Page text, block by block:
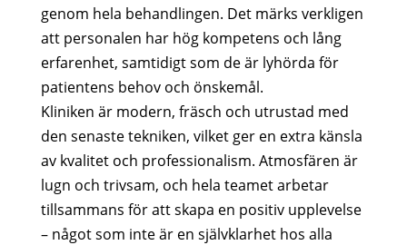
genom hela behandlingen. Det märks verkligen
att personalen har hög kompetens och lång
erfarenhet, samtidigt som de är lyhörda för
patientens behov och önskemål.
Kliniken är modern, fräsch och utrustad med
den senaste tekniken, vilket ger en extra känsla
av kvalitet och professionalism. Atmosfären är
lugn och trivsam, och hela teamet arbetar
tillsammans för att skapa en positiv upplevelse
– något som inte är en självklarhet hos alla